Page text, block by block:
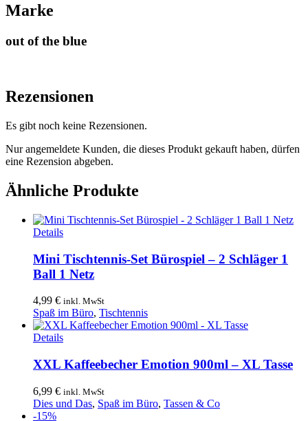
Marke
out of the blue
Rezensionen
Es gibt noch keine Rezensionen.
Nur angemeldete Kunden, die dieses Produkt gekauft haben, dürfen
eine Rezension abgeben.
Ähnliche Produkte
Details
Mini Tischtennis-Set Bürospiel – 2 Schläger 1
Ball 1 Netz
4,99 € inkl. MwSt
Spaß im Büro, Tischtennis
Details
XXL Kaffeebecher Emotion 900ml – XL Tasse
6,99 € inkl. MwSt
Dies und Das, Spaß im Büro, Tassen & Co
-15%